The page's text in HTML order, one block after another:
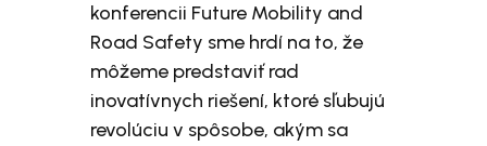
konferencii Future Mobility and
Road Safety sme hrdí na to, že
môžeme predstaviť rad
inovatívnych riešení, ktoré sľubujú
revolúciu v spôsobe, akým sa